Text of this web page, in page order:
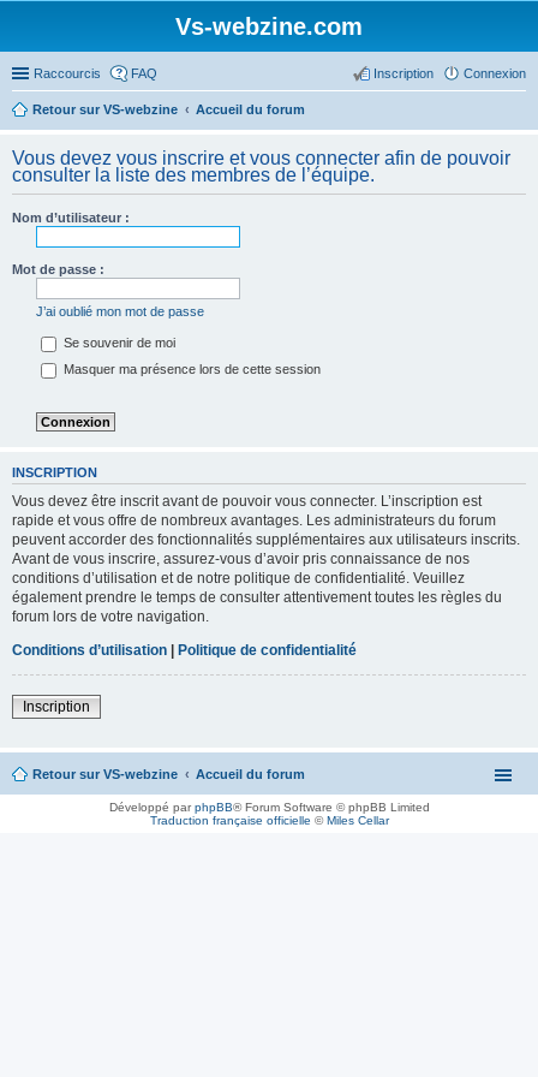
Vs-webzine.com
Raccourcis FAQ Connexion
Inscription
Retour sur VS-webzine Accueil du forum
Vous devez vous inscrire et vous connecter afin de pouvoir
consulter la liste des membres de l’équipe.
Nom d’utilisateur :
Mot de passe :
J’ai oublié mon mot de passe
Se souvenir de moi
Masquer ma présence lors de cette session
INSCRIPTION
Vous devez être inscrit avant de pouvoir vous connecter. L’inscription est
rapide et vous offre de nombreux avantages. Les administrateurs du forum
peuvent accorder des fonctionnalités supplémentaires aux utilisateurs inscrits.
Avant de vous inscrire, assurez-vous d’avoir pris connaissance de nos
conditions d’utilisation et de notre politique de confidentialité. Veuillez
également prendre le temps de consulter attentivement toutes les règles du
forum lors de votre navigation.
Conditions d’utilisation | Politique de confidentialité
Inscription
Retour sur VS-webzine Accueil du forum
Développé parphpBB® Forum Software © phpBB Limited
Traduction française officielle ©Miles Cellar